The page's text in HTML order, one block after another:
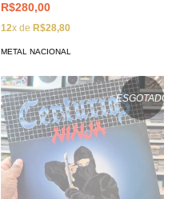
R$280,00
12x de R$28,80
METAL NACIONAL
ESGOTADO